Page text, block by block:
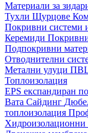
Материали за
Тухли Щурцове
Покривни системи
Керемиди
Подпокривни
Отводнителни
Метални улуци
Топлоизолация
EPS експандиран
Вата Сайдинг
топлоизолация
Хидроизолационни